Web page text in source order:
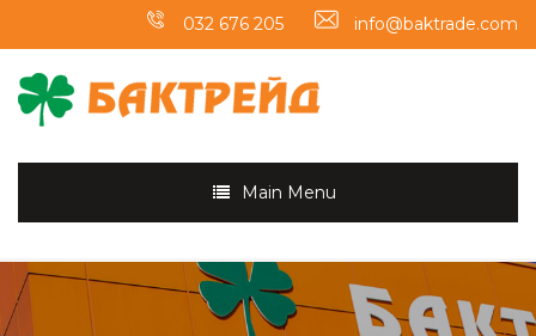
032 676 205 info@baktrade.com
Main Menu